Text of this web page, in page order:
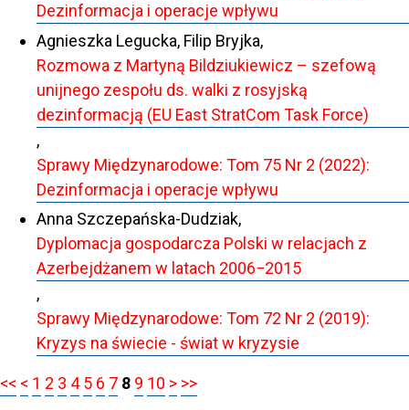
Dezinformacja i operacje wpływu
Agnieszka Legucka, Filip Bryjka,
Rozmowa z Martyną Bildziukiewicz – szefową
unijnego zespołu ds. walki z rosyjską
dezinformacją (EU East StratCom Task Force)
,
Sprawy Międzynarodowe: Tom 75 Nr 2 (2022):
Dezinformacja i operacje wpływu
Anna Szczepańska-Dudziak,
Dyplomacja gospodarcza Polski w relacjach z
Azerbejdżanem w latach 2006−2015
,
Sprawy Międzynarodowe: Tom 72 Nr 2 (2019):
Kryzys na świecie - świat w kryzysie
<< < 1 2 3 4 5 6 7 8 9 10 > >>